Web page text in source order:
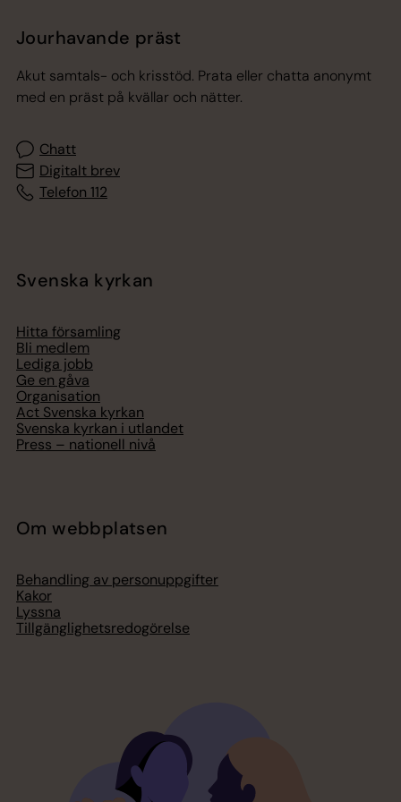
Jourhavande präst
Akut samtals- och krisstöd. Prata eller chatta anonymt
med en präst på kvällar och nätter.
Chatt
Digitalt brev
Telefon 112
Svenska kyrkan
Hitta församling
Bli medlem
Lediga jobb
Ge en gåva
Organisation
Act Svenska kyrkan
Svenska kyrkan i utlandet
Press – nationell nivå
Om webbplatsen
Behandling av personuppgifter
Kakor
Lyssna
Tillgänglighetsredogörelse